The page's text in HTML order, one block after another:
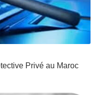
Privé au Maroc